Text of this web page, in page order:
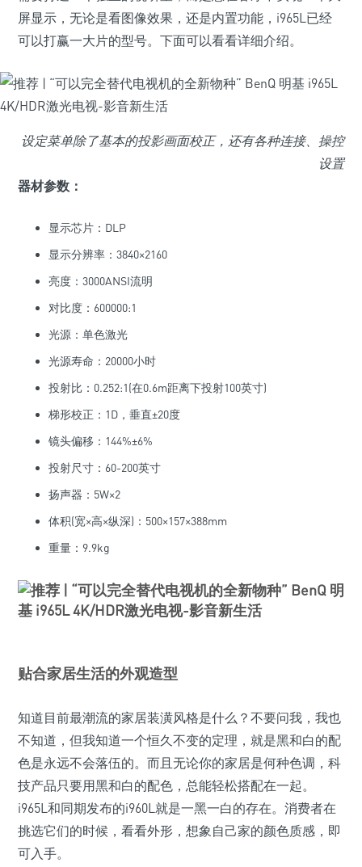
屏显示，无论是看图像效果，还是内置功能，i965L已经
可以打赢一大片的型号。下面可以看看详细介绍。
设定菜单除了基本的投影画面校正，还有各种连接、操控
设置
器材参数：
显示芯片：DLP
显示分辨率：3840×2160
亮度：3000ANSI流明
对比度：600000:1
光源：单色激光
光源寿命：20000小时
投射比：0.252:1(在0.6m距离下投射100英寸)
梯形校正：1D，垂直±20度
镜头偏移：144%±6%
投射尺寸：60-200英寸
扬声器：5W×2
体积(宽×高×纵深)：500×157×388mm
重量：9.9kg
贴合家居生活的外观造型
知道目前最潮流的家居装潢风格是什么？不要问我，我也
不知道，但我知道一个恒久不变的定理，就是黑和白的配
色是永远不会落伍的。而且无论你的家居是何种色调，科
技产品只要用黑和白的配色，总能轻松搭配在一起。
i965L和同期发布的i960L就是一黑一白的存在。消费者在
挑选它们的时候，看看外形，想象自己家的颜色质感，即
可入手。